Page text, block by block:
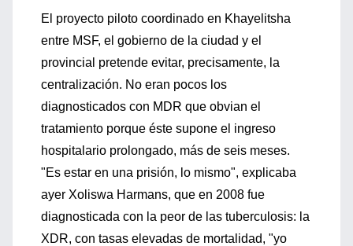
El proyecto piloto coordinado en Khayelitsha
entre MSF, el gobierno de la ciudad y el
provincial pretende evitar, precisamente, la
centralización. No eran pocos los
diagnosticados con MDR que obvian el
tratamiento porque éste supone el ingreso
hospitalario prolongado, más de seis meses.
"Es estar en una prisión, lo mismo", explicaba
ayer Xoliswa Harmans, que en 2008 fue
diagnosticada con la peor de las tuberculosis: la
XDR, con tasas elevadas de mortalidad, "yo